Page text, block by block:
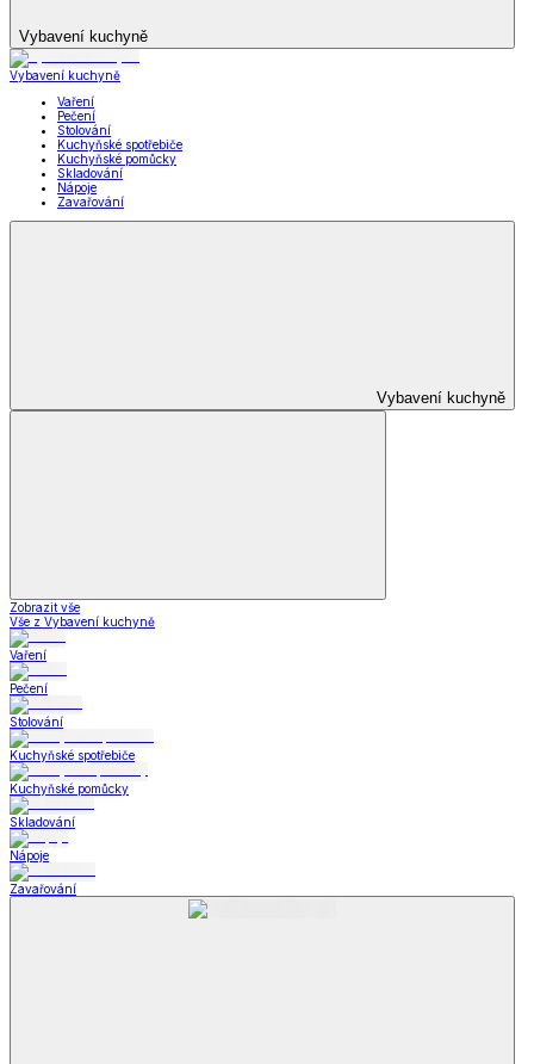
Vybavení kuchyně
Vybavení kuchyně
Vaření
Pečení
Stolování
Kuchyňské spotřebiče
Kuchyňské pomůcky
Skladování
Nápoje
Zavařování
Vybavení kuchyně
Zobrazit vše
Vše z Vybavení kuchyně
Vaření
Pečení
Stolování
Kuchyňské spotřebiče
Kuchyňské pomůcky
Skladování
Nápoje
Zavařování